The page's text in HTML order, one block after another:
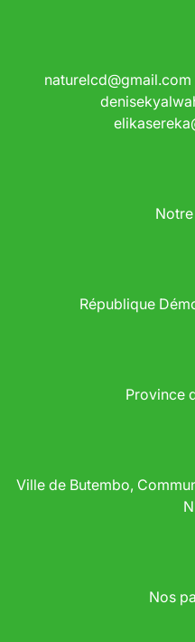
naturelcd@gmail.com
République
Province
Ville de Butembo,
Nos